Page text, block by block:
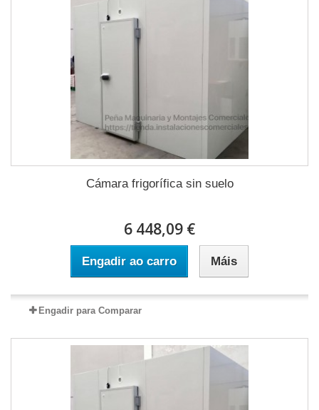
Cámara frigorífica sin suelo
6 448,09 €
Engadir ao carro Máis
Engadir para Comparar